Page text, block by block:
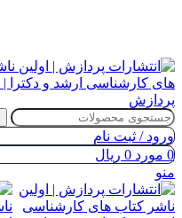
ورود / ثبت نام
0 مورد 0 ریال
منو